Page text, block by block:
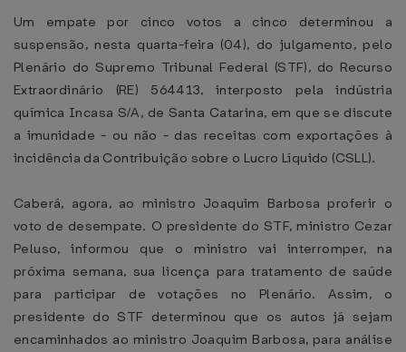
Um empate por cinco votos a cinco determinou a
suspensão, nesta quarta-feira (04), do julgamento, pelo
Plenário do Supremo Tribunal Federal (STF), do Recurso
Extraordinário (RE) 564413, interposto pela indústria
química Incasa S/A, de Santa Catarina, em que se discute
a imunidade - ou não - das receitas com exportações à
incidência da Contribuição sobre o Lucro Líquido (CSLL).
Caberá, agora, ao ministro Joaquim Barbosa proferir o
voto de desempate. O presidente do STF, ministro Cezar
Peluso, informou que o ministro vai interromper, na
próxima semana, sua licença para tratamento de saúde
para participar de votações no Plenário. Assim, o
presidente do STF determinou que os autos já sejam
encaminhados ao ministro Joaquim Barbosa, para análise